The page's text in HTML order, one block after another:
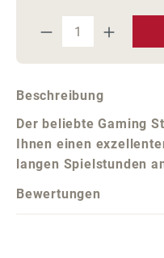
Produkt
Beschreibung
Der beliebte Gaming
Ihnen einen
langen Spielstunden
Bewertungen